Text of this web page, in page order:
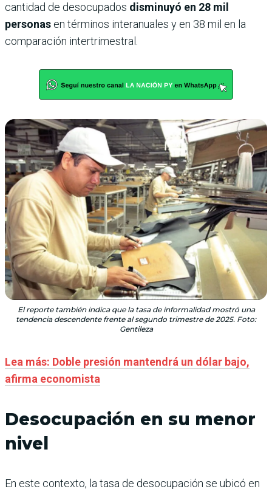
cantidad de desocupados disminuyó en 28 mil
personas en términos interanuales y en 38 mil en la
comparación intertrimestral.
El reporte también indica que la tasa de informalidad mostró una
tendencia descendente frente al segundo trimestre de 2025. Foto:
Gentileza
Lea más: Doble presión mantendrá un dólar bajo,
afirma economista
Desocupación en su menor
nivel
En este contexto, la tasa de desocupación se ubicó en